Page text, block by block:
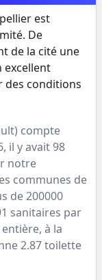
est
De
de la cité une
excellent
des conditions
) compte
, il y avait98
notre
communes de
de 200000
sanitaires par
à la
2.87toilette